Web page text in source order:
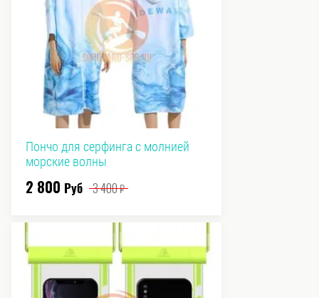
Пончо для серфинга с молнией
морские волны
2 800 Руб 3 400₽